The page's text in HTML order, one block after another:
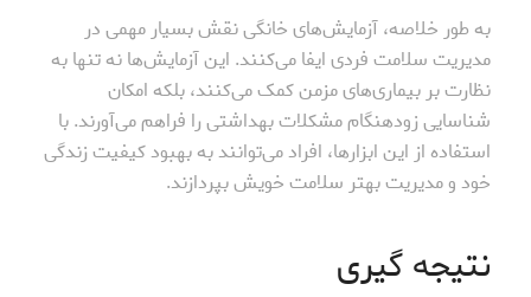
به طور خلاصه، آزمایش‌های خانگی نقش بسیار مهمی در
مدیریت سلامت فردی ایفا می‌کنند. این آزمایش‌ها نه تنها به
نظارت بر بیماری‌های مزمن کمک می‌کنند، بلکه امکان
شناسایی زودهنگام مشکلات بهداشتی را فراهم می‌آورند. با
استفاده از این ابزارها، افراد می‌توانند به بهبود کیفیت زندگی
خود و مدیریت بهتر سلامت خویش بپردازند.
نتیجه گیری